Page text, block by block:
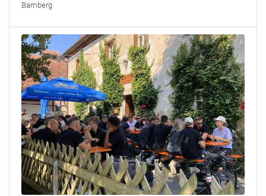
Bamberg